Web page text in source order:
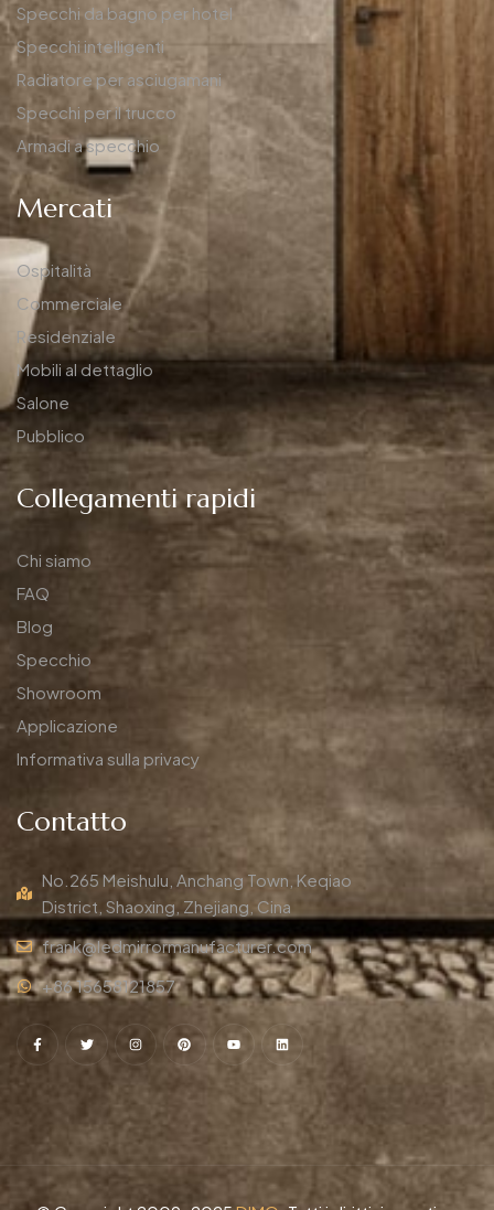
Specchi da bagno per hotel
Specchi intelligenti
Radiatore per asciugamani
Specchi per il trucco
Armadi a specchio
Mercati
Ospitalità
Commerciale
Residenziale
Mobili al dettaglio
Salone
Pubblico
Collegamenti rapidi
Chi siamo
FAQ
Blog
Specchio
Showroom
Applicazione
Informativa sulla privacy
Contatto
No.265 Meishulu, Anchang Town, Keqiao
District, Shaoxing, Zhejiang, Cina
frank@ledmirrormanufacturer.com
+86 15658121857